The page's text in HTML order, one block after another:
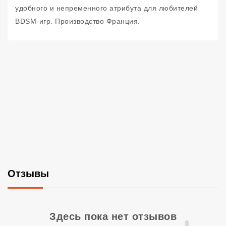
удобного и непременного атрибута для любителей
BDSM-игр. Производство Франция.
Отзывы
Здесь пока нет отзывов